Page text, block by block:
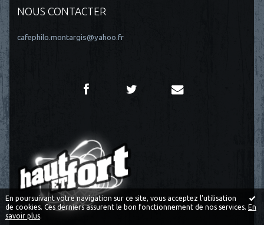
En poursuivant votre navigation sur ce site, vous acceptez l'utilisation
de cookies. Ces derniers assurent le bon fonctionnement de nos services. En
savoir plus.
NOUS CONTACTER
cafephilo.montargis@yahoo.fr